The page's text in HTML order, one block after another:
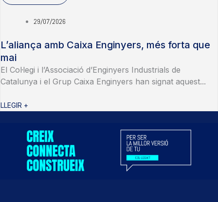
29/07/2026
L’aliança amb Caixa Enginyers, més forta que
mai
El Col·legi i l’Associació d’Enginyers Industrials de
Catalunya i el Grup Caixa Enginyers han signat aquest...
LLEGIR +